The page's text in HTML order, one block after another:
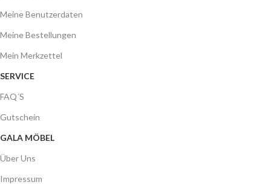
Meine Benutzerdaten
Meine Bestellungen
Mein Merkzettel
SERVICE
FAQ´S
Gutschein
GALA MÖBEL
Über Uns
Impressum